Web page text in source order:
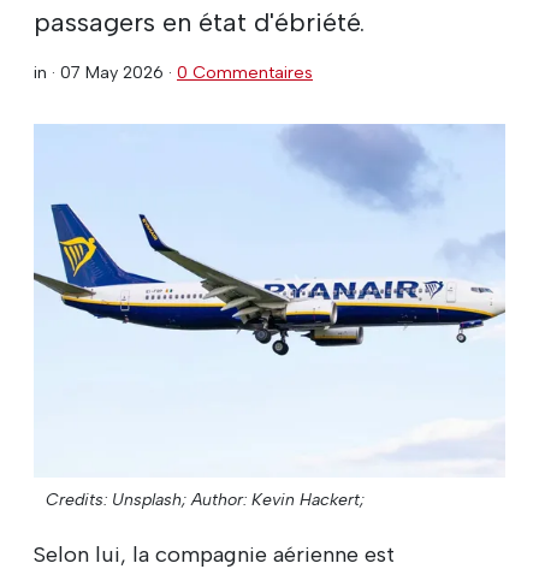
passagers en état d'ébriété.
in · 07 May 2026 · 0 Commentaires
Credits: Unsplash; Author: Kevin Hackert;
Selon lui, la compagnie aérienne est